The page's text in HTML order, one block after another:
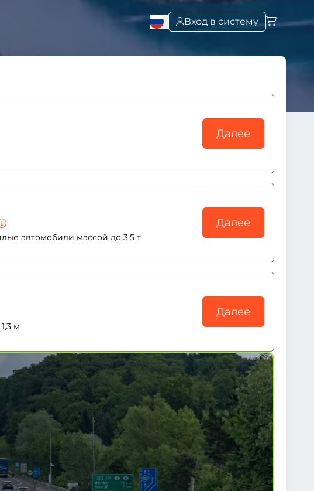
Вход в систему
Далее
автомобили массой до 3,5 т
Далее
м
Далее